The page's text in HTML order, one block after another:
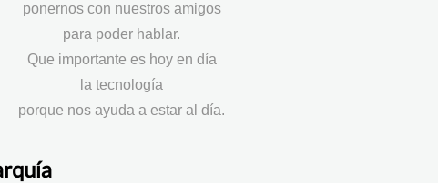
ponernos con nuestros amigos
para poder hablar.
Que importante es hoy en día
la tecnología
porque nos ayuda a estar al día.